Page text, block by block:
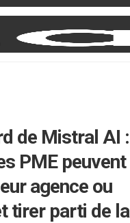
de Mistral AI :
PME peuvent
agence ou
tirer parti de la